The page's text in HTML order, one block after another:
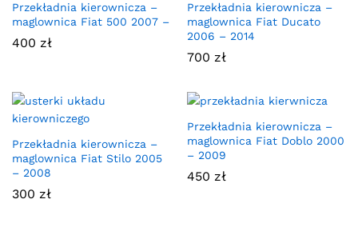
Przekładnia kierownicza –
maglownica Fiat 500 2007 –
400 zł
Przekładnia kierownicza –
maglownica Fiat Ducato
2006 – 2014
700 zł
Przekładnia kierownicza –
maglownica Fiat Stilo 2005
– 2008
300 zł
Przekładnia kierownicza –
maglownica Fiat Doblo 2000
– 2009
450 zł